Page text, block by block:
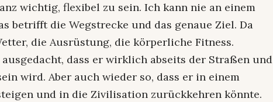
wichtig, flexibel zu sein. Ich kann nie an einem
betrifft die Wegstrecke und das genaue Ziel. Da
die Ausrüstung, die körperliche Fitness.
dass er wirklich abseits der Straßen und
wird. Aber auch wieder so, dass er in einem
und in die Zivilisation zurückkehren könnte.